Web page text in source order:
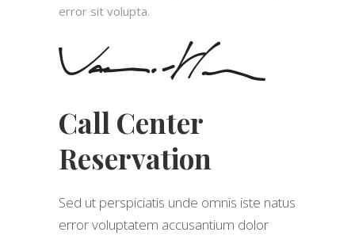
error sit volupta.
Call Center
Reservation
Sed ut perspiciatis unde omnis iste natus
error voluptatem accusantium dolor